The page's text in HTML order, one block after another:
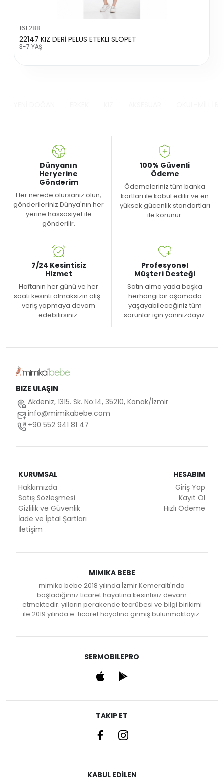
161.288
22147 KIZ DERİ PELUS ETEKLI SLOPET
3-7 YAŞ
Dünyanın
Heryerine
Gönderim
Her nerede olursanız olun,
gönderileriniz Dünya'nın her
yerine hassasiyet ile
gönderilir.
100% Güvenli
Ödeme
Ödemeleriniz tüm banka
kartları ile kabul edilir ve en
yüksek gücenlik standartları
ile korunur.
7/24 Kesintisiz
Hizmet
Haftanın her günü ve her
saati kesinti olmaksızın alış-
veriş yapmaya devam
edebilirsiniz.
Profesyonel
Müşteri Desteği
Satın alma yada başka
herhangi bir aşamada
yaşayabileceğiniz tüm
sorunlar için yanınızdayız.
BIZE ULAŞIN
Akdeniz, 1315. Sk. No:14, 35210, Konak/İzmir
info@mimikabebe.com
+90 552 941 81 47
KURUMSAL
Hakkımızda
Satış Sözleşmesi
Gizlilik ve Güvenlik
İade ve İptal Şartları
İletişim
HESABIM
Giriş Yap
Kayıt Ol
Hızlı Ödeme
MIMIKA BEBE
mimika bebe 2018 yılında İzmir Kemeraltı'nda
başladığımız ticaret hayatına kesintisiz devam
etmektedir. yılların perakende tecrübesi ve bilgi birikimi
ile 2019 yılında e-ticaret hayatına girmiş bulunmaktayız.
SERMOBILEPRO
TAKIP ET
KABUL EDİLEN